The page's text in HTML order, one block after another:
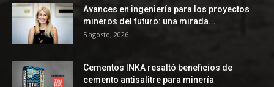
Avances en ingeniería para los proyectos
mineros del futuro: una mirada...
5 agosto, 2026
Cementos INKA resaltó beneficios de
cemento antisalitre para minería